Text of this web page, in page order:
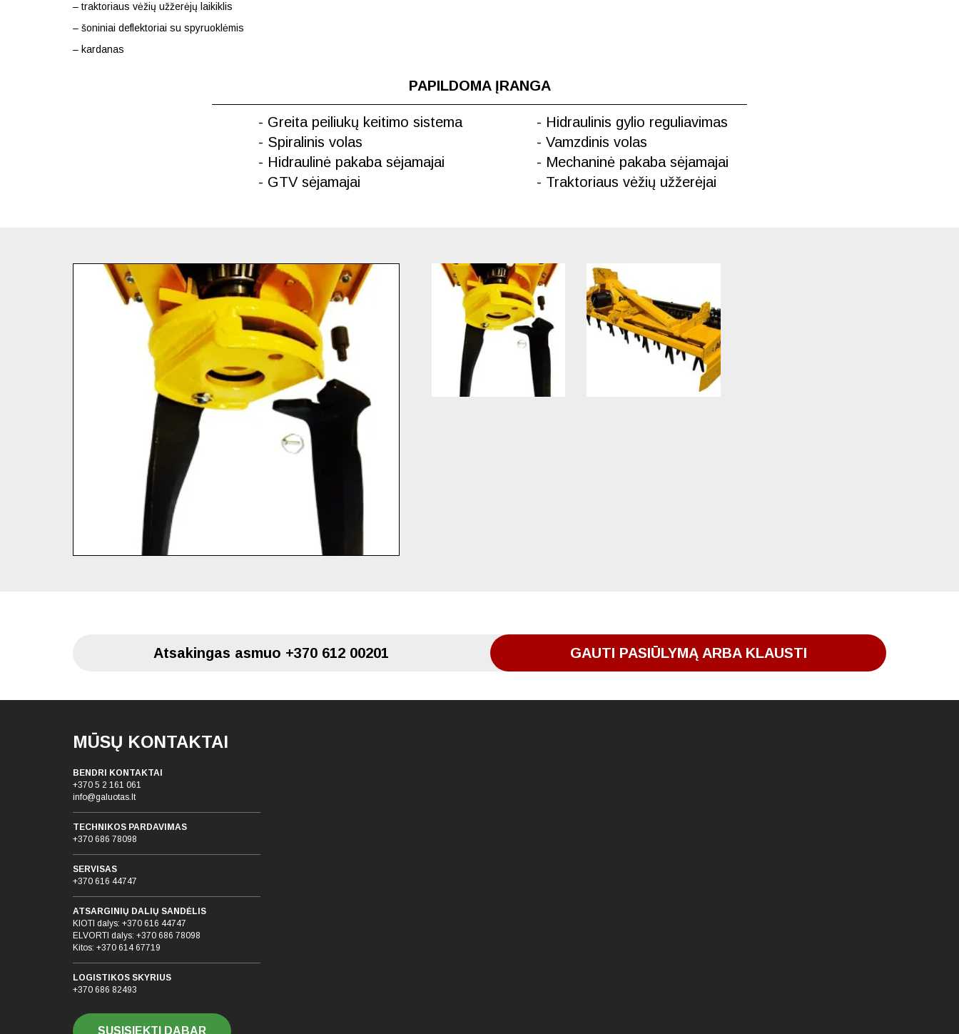
– traktoriaus vėžių užžerėjų laikiklis
– šoniniai deflektoriai su spyruoklėmis
– kardanas
PAPILDOMA ĮRANGA
- Greita peiliukų keitimo sistema
- Hidraulinis gylio reguliavimas
- Spiralinis volas
- Vamzdinis volas
- Hidraulinė pakaba sėjamajai
- Mechaninė pakaba sėjamajai
- GTV sėjamajai
- Traktoriaus vėžių užžerėjai
Atsakingas asmuo +370 612 00201 GAUTI PASIŪLYMĄ ARBA KLAUSTI
MŪSŲ KONTAKTAI
BENDRI KONTAKTAI
+370 5 2 161 061
info@galuotas.lt
TECHNIKOS PARDAVIMAS
+370 686 78098
SERVISAS
+370 616 44747
ATSARGINIŲ DALIŲ SANDĖLIS
KIOTI dalys: +370 616 44747
ELVORTI dalys: +370 686 78098
Kitos: +370 614 67719
LOGISTIKOS SKYRIUS
+370 686 82493
SUSISIEKTI DABAR